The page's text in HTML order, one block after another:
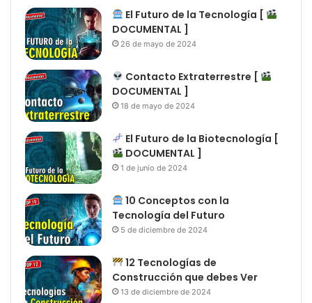
El Futuro de la Tecnología [
DOCUMENTAL ]
26 de mayo de 2024
Contacto Extraterrestre [
DOCUMENTAL ]
18 de mayo de 2024
El Futuro de la Biotecnología [
DOCUMENTAL ]
1 de junio de 2024
10 Conceptos con la
Tecnología del Futuro
5 de diciembre de 2024
12 Tecnologías de
Construcción que debes Ver
13 de diciembre de 2024